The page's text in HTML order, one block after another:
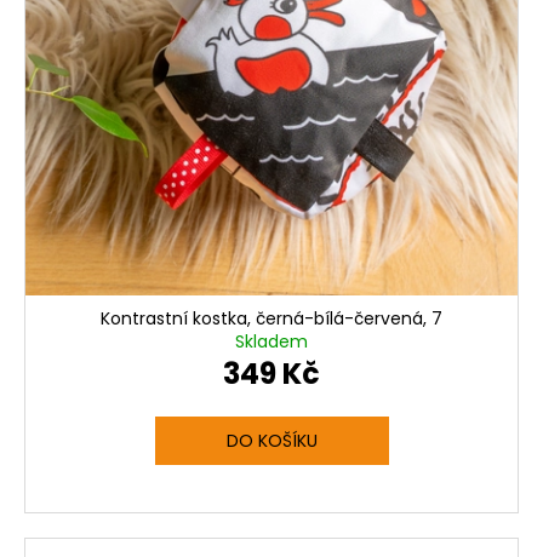
Kontrastní kostka, černá-bílá-červená, 7
Skladem
349 Kč
DO KOŠÍKU